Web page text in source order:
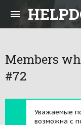
Members
#72
Уважаемые
возможна с